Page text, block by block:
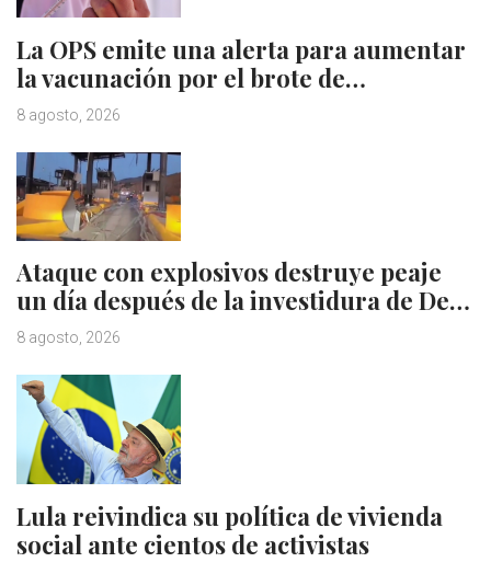
La OPS emite una alerta para aumentar
la vacunación por el brote de…
8 agosto, 2026
Ataque con explosivos destruye peaje
un día después de la investidura de De…
8 agosto, 2026
Lula reivindica su política de vivienda
social ante cientos de activistas